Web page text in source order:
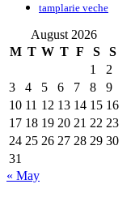
tamplarie veche
August 2026
M T W T F S
S
1
2
3
4 5 6 7 8
9
10 11 12 13 14 15 16
17 18 19 20 21 22 23
24 25 26 27 28 29 30
31
« May